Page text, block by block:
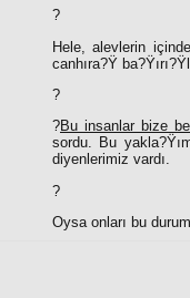
?
Hele, alevlerin
canhıra?Ÿ
?
?Bu insanlar bize
sordu. Bu
diyenlerimiz vardı.
?
Oysa onları bu